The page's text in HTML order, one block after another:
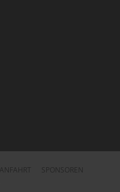
ANFAHRT
SPONSOREN